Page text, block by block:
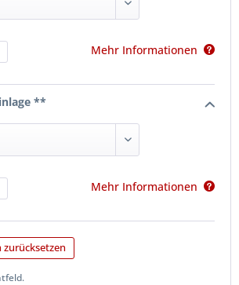
Mehr Informationen
**
Mehr Informationen